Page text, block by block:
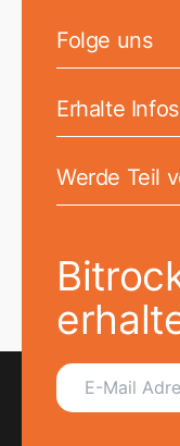
Folge uns
Go to the
Erhalte
Go to the
Werde Teil
Go to the